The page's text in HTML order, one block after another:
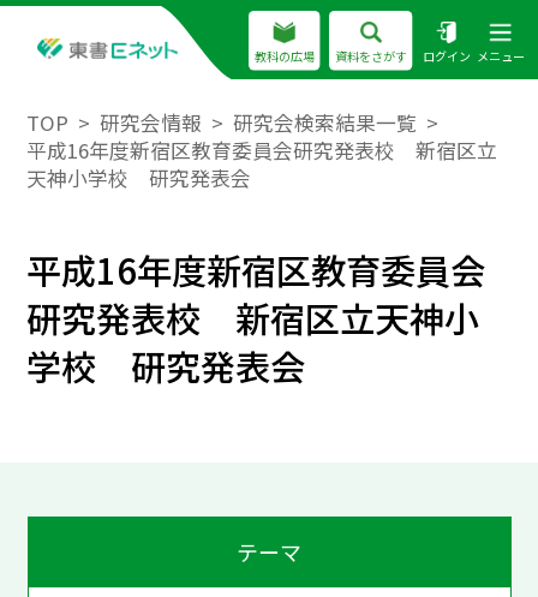
教科の広場 資料をさがす ログイン メニュー
TOP 研究会情報
研究会検索結果一覧
平成16年度新宿区教育委員会研究発表校 新宿区立
天神小学校 研究発表会
平成16年度新宿区教育委員会
研究発表校 新宿区立天神小
学校 研究発表会
テーマ